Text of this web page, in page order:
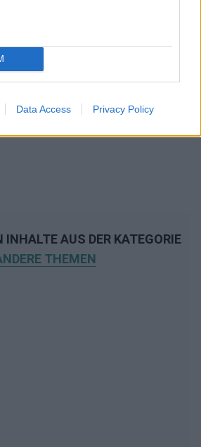
Data Access Privacy Policy
INHALTE AUS DER KATEGORIE
THEMEN